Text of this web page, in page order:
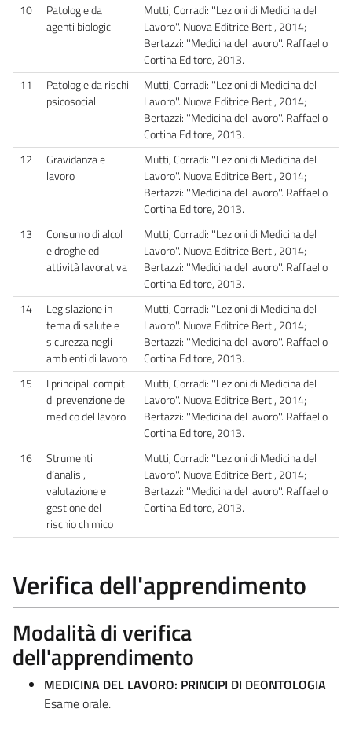
10
Patologie da
agenti biologici
Mutti, Corradi: ''Lezioni di Medicina del
Lavoro''. Nuova Editrice Berti, 2014;
Bertazzi: ''Medicina del lavoro''. Raffaello
Cortina Editore, 2013.
11
Patologie da rischi
psicosociali
Mutti, Corradi: ''Lezioni di Medicina del
Lavoro''. Nuova Editrice Berti, 2014;
Bertazzi: ''Medicina del lavoro''. Raffaello
Cortina Editore, 2013.
12
Gravidanza e
lavoro
Mutti, Corradi: ''Lezioni di Medicina del
Lavoro''. Nuova Editrice Berti, 2014;
Bertazzi: ''Medicina del lavoro''. Raffaello
Cortina Editore, 2013.
13
Consumo di alcol
e droghe ed
attività lavorativa
Mutti, Corradi: ''Lezioni di Medicina del
Lavoro''. Nuova Editrice Berti, 2014;
Bertazzi: ''Medicina del lavoro''. Raffaello
Cortina Editore, 2013.
14
Legislazione in
tema di salute e
sicurezza negli
ambienti di lavoro
Mutti, Corradi: ''Lezioni di Medicina del
Lavoro''. Nuova Editrice Berti, 2014;
Bertazzi: ''Medicina del lavoro''. Raffaello
Cortina Editore, 2013.
15
I principali compiti
di prevenzione del
medico del lavoro
Mutti, Corradi: ''Lezioni di Medicina del
Lavoro''. Nuova Editrice Berti, 2014;
Bertazzi: ''Medicina del lavoro''. Raffaello
Cortina Editore, 2013.
16
Strumenti
d’analisi,
valutazione e
gestione del
rischio chimico
Mutti, Corradi: ''Lezioni di Medicina del
Lavoro''. Nuova Editrice Berti, 2014;
Bertazzi: ''Medicina del lavoro''. Raffaello
Cortina Editore, 2013.
Verifica dell'apprendimento
Modalità di verifica
dell'apprendimento
MEDICINA DEL LAVORO: PRINCIPI DI DEONTOLOGIA
Esame orale.